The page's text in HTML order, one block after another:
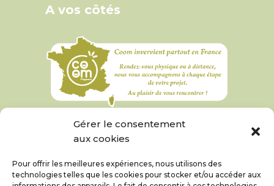
Gérer le consentement
aux cookies
Pour offrir les meilleures expériences, nous utilisons des
technologies telles que les cookies pour stocker et/ou accéder aux
A vos côtés